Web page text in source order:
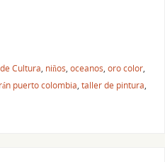
Cultura, niños, oceanos, oro color,
puerto colombia, taller de pintura,